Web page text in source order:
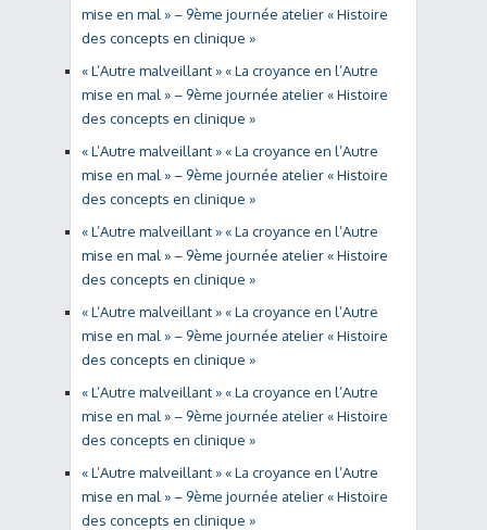
mise en mal » – 9ème journée atelier « Histoire
des concepts en clinique »
« L’Autre malveillant » « La croyance en l’Autre
mise en mal » – 9ème journée atelier « Histoire
des concepts en clinique »
« L’Autre malveillant » « La croyance en l’Autre
mise en mal » – 9ème journée atelier « Histoire
des concepts en clinique »
« L’Autre malveillant » « La croyance en l’Autre
mise en mal » – 9ème journée atelier « Histoire
des concepts en clinique »
« L’Autre malveillant » « La croyance en l’Autre
mise en mal » – 9ème journée atelier « Histoire
des concepts en clinique »
« L’Autre malveillant » « La croyance en l’Autre
mise en mal » – 9ème journée atelier « Histoire
des concepts en clinique »
« L’Autre malveillant » « La croyance en l’Autre
mise en mal » – 9ème journée atelier « Histoire
des concepts en clinique »